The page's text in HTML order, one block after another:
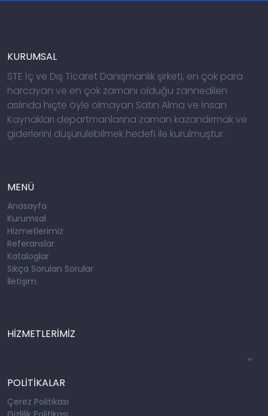
KURUMSAL
STE İç ve Dış Ticaret Danışmanlık şirketi, en çok para
harcayan ve en çok zamanı olduğu zannedilen
aslında hiçte öyle olmayan Satın Alma ve İnsan
Kaynakları departmanlarına zaman kazandırmak ve
giderlerini düşürülebilmek hedefi ile kurulmuştur.
MENÜ
Anasayfa
Kurumsal
Hizmetlerimiz
Referanslar
Kataloglar
Sıkça Sorulan Sorular
İletişim
HİZMETLERİMİZ
POLİTİKALAR
Çerez Politikası